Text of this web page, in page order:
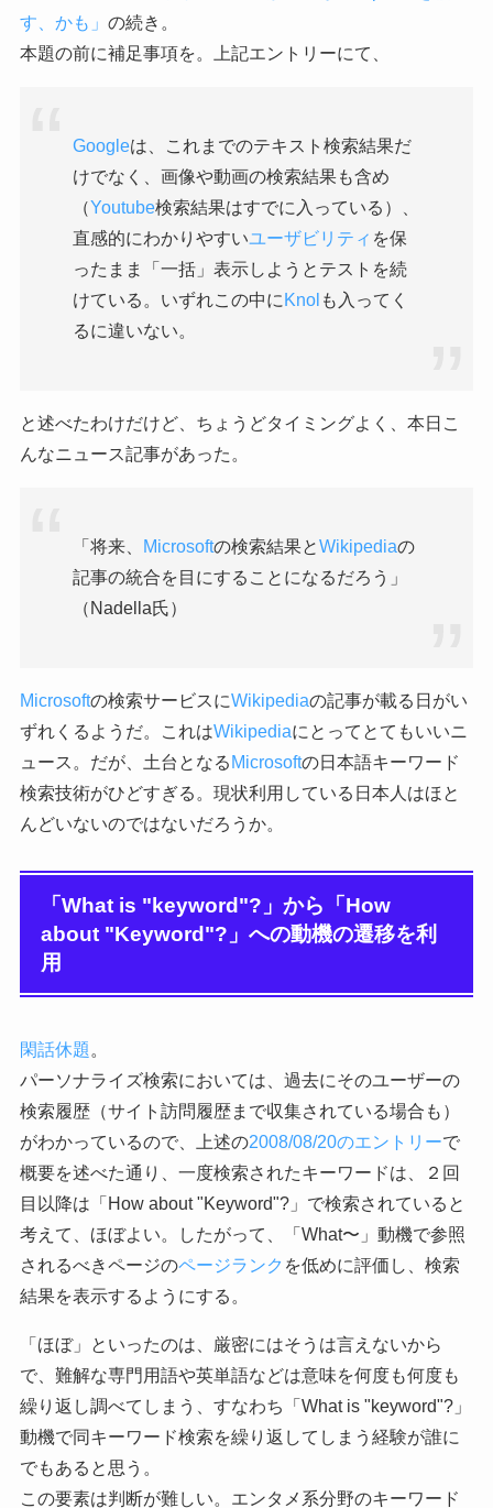
す、かも」 の続き。
本題の前に補足事項を。上記エントリーにて、
Googleは、これまでのテキスト検索結果だ
けでなく、画像や動画の検索結果も含め
（Youtube検索結果はすでに入っている）、
直感的にわかりやすいユーザビリティ を保
ったまま「一括」表示しようとテストを続
けている。いずれこの中に Knol も入ってく
るに違いない。
と述べたわけだけど、ちょうどタイミングよく、本日こ
んなニュース記事があった。
「将来、 Microsoftの検索結果とWikipediaの
記事の統合を目にすることになるだろう」
（Nadella氏）
Microsoftの検索サービスにWikipediaの記事が載る日がい
ずれくるようだ。これはWikipediaにとってとてもいいニ
ュース。だが、土台となる Microsoftの日本語キーワード
検索技術がひどすぎる。現状利用している日本人はほと
んどいないのではないだろうか。
「What is "keyword"?」から「How
about "Keyword"?」への動機の遷移を利
用
閑話休題 。
パーソナライズ検索においては、過去にそのユーザーの
検索履歴（サイト訪問履歴まで収集されている場合も）
がわかっているので、上述の2008/08/20のエントリーで
概要を述べた通り、一度検索されたキーワードは、２回
目以降は「How about "Keyword"?」で検索されていると
考えて、ほぼよい。したがって、「What〜」動機で参照
されるべきページのページランク を低めに評価し、検索
結果を表示するようにする。
「ほぼ」といったのは、厳密にはそうは言えないから
で、難解な専門用語や英単語などは意味を何度も何度も
繰り返し調べてしまう、すなわち「What is "keyword"?」
動機で同キーワード検索を繰り返してしまう経験が誰に
でもあると思う。
この要素は判断が難しい。エンタメ系分野のキーワード